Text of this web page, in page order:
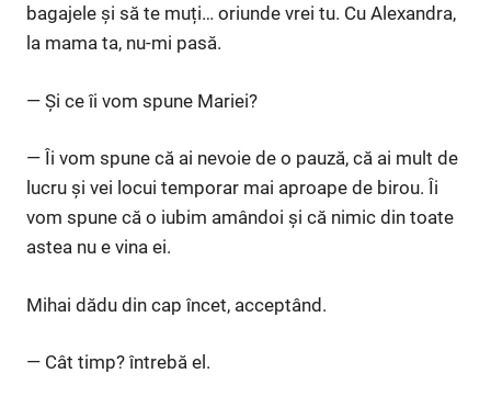
bagajele și să te muți… oriunde vrei tu. Cu Alexandra,
la mama ta, nu-mi pasă.
— Și ce îi vom spune Mariei?
— Îi vom spune că ai nevoie de o pauză, că ai mult de
lucru și vei locui temporar mai aproape de birou. Îi
vom spune că o iubim amândoi și că nimic din toate
astea nu e vina ei.
Mihai dădu din cap încet, acceptând.
— Cât timp? întrebă el.